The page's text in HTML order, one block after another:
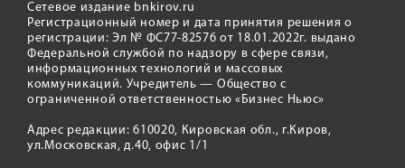
Сетевое издание bnkirov.ru
Регистрационный номер и дата принятия решения о
регистрации: Эл № ФС77-82576 от 18.01.2022г. выдано
Федеральной службой по надзору в сфере связи,
информационных технологий и массовых
коммуникаций. Учредитель — Общество с
ограниченной ответственностью «Бизнес Ньюс»
Адрес редакции: 610020, Кировская обл., г.Киров,
ул.Московская, д.40, офис 1/1